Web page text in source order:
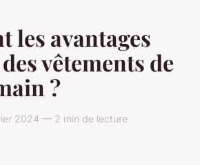
les avantages
vêtements de
?
2024 — 2 min de lecture